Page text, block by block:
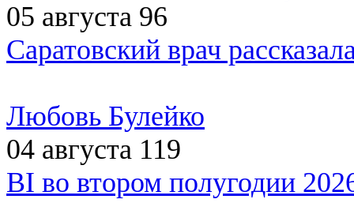
05 августа 96
Саратовский врач
Любовь Булейко
04 августа 119
BI во втором полугодии